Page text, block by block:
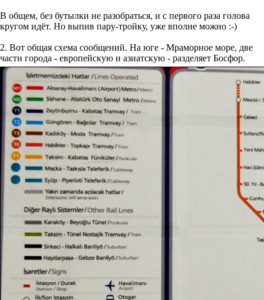
В общем, без бутылки не разобраться, и с первого раза голова
кругом идёт. Но выпив пару-тройку, уже вполне можно :-)
2. Вот общая схема сообщений. На юге - Мраморное море, две
части города - европейскую и азиатскую - разделяет Босфор.